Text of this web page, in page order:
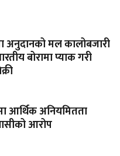
अनुदानको मल कालोबजारी
बोरामा प्याक गरी
आर्थिक अनियमितता
आरोप